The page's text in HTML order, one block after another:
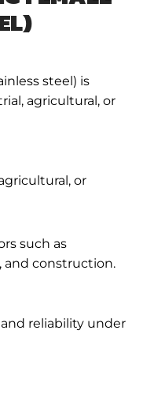
steel) is
agricultural, or
or
such as
and construction.
reliability under